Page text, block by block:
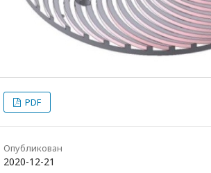
PDF
Опубликован
2020-12-21